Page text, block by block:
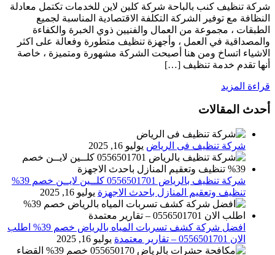
شركة تنظيف كنب بالباحة شركة كلين لاين للخدمات تكتمل معادلة
النظافة مع توفير الشركة التكلفة الاقتصادية المناسبة لجميع
الطبقات ، مجموعة من العمال والفنيين ذوي الخبرة والكفاءة
والمصداقية في العمل ، وأجهزة تنظيف متطورة وفعالة على اكثر
الاشياء اتساخ ومن هنا أصبحت الشركة مشهورة ومتميزة ، خاصة
أنها تقدم خدمة تنظيف […]
قراءة المزيد
أحدث المقالات
شركة تنظيف فى الرياض يوليو 16, 2025
شركة تنظيف بالرياض 0556501701 كلــين لايــن خصم 39%
تنظيف وتعقيم المنازل باحدث الاجهزة يوليو 16, 2025
افضل شركة كشف تسربات المياه بالرياض خصم 39% اطلب
الان 0556501701‬‏ – تقارير معتمدة
يوليو 16, 2025